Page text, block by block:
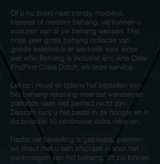
Of u nu zoekt naar trendy, modieus,
klassiek of modern behang, wij kunnen u
voorzien van al uw behang wensen. Met
onze zeer grote behang collectie van
goede kwaliteit is er werkelijk voor ieder
wat wils! Behang is inclusief lijm: Arte Clear
Pro/First Class Dutch, en onze service.
Let op! Houd er tijdens het bestellen van
het behang rekening mee dat wanden en
plafonds vaak niet perfect recht zijn.
Daarom kunt u het beste in de hoogte en in
de breedte 10 centimeter extra rekenen.
Nadat uw bestelling is geplaatst, plannen
wij direct met u een afspraak in voor het
aanbrengen van het behang, dit zal binnen